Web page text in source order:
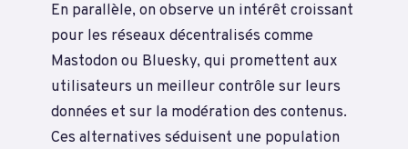
En parallèle, on observe un intérêt croissant
pour les réseaux décentralisés comme
Mastodon ou Bluesky, qui promettent aux
utilisateurs un meilleur contrôle sur leurs
données et sur la modération des contenus.
Ces alternatives séduisent une population